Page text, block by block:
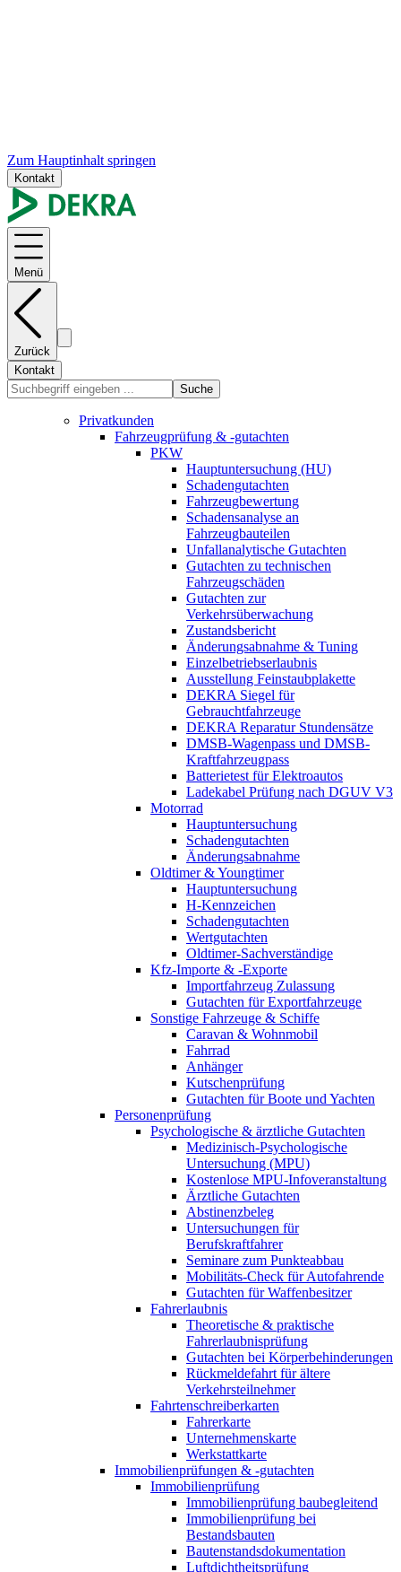
Zum Hauptinhalt springen
Kontakt
Menü
Zurück
Kontakt
Suche
Privatkunden
Fahrzeugprüfung & -gutachten
PKW
Hauptuntersuchung (HU)
Schadengutachten
Fahrzeugbewertung
Schadensanalyse an
Fahrzeugbauteilen
Unfallanalytische Gutachten
Gutachten zu technischen
Fahrzeugschäden
Gutachten zur
Verkehrsüberwachung
Zustandsbericht
Änderungsabnahme & Tuning
Einzelbetriebserlaubnis
Ausstellung Feinstaubplakette
DEKRA Siegel für
Gebrauchtfahrzeuge
DEKRA Reparatur Stundensätze
DMSB-Wagenpass und DMSB-
Kraftfahrzeugpass
Batterietest für Elektroautos
Ladekabel Prüfung nach DGUV V3
Motorrad
Hauptuntersuchung
Schadengutachten
Änderungsabnahme
Oldtimer & Youngtimer
Hauptuntersuchung
H-Kennzeichen
Schadengutachten
Wertgutachten
Oldtimer-Sachverständige
Kfz-Importe & -Exporte
Importfahrzeug Zulassung
Gutachten für Exportfahrzeuge
Sonstige Fahrzeuge & Schiffe
Caravan & Wohnmobil
Fahrrad
Anhänger
Kutschenprüfung
Gutachten für Boote und Yachten
Personenprüfung
Psychologische & ärztliche Gutachten
Medizinisch-Psychologische
Untersuchung (MPU)
Kostenlose MPU-Infoveranstaltung
Ärztliche Gutachten
Abstinenzbeleg
Untersuchungen für
Berufskraftfahrer
Seminare zum Punkteabbau
Mobilitäts-Check für Autofahrende
Gutachten für Waffenbesitzer
Fahrerlaubnis
Theoretische & praktische
Fahrerlaubnisprüfung
Gutachten bei Körperbehinderungen
Rückmeldefahrt für ältere
Verkehrsteilnehmer
Fahrtenschreiberkarten
Fahrerkarte
Unternehmenskarte
Werkstattkarte
Immobilienprüfungen & -gutachten
Immobilienprüfung
Immobilienprüfung baubegleitend
Immobilienprüfung bei
Bestandsbauten
Bautenstandsdokumentation
Luftdichtheitsprüfung